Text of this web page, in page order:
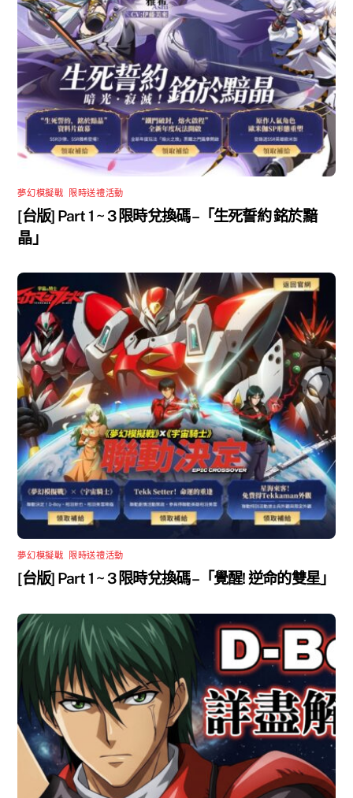
夢幻模擬戰 限時送禮活動
[台版] Part 1 ~ 3 限時兌換碼 –「生死誓約 銘於黯
晶」
夢幻模擬戰 限時送禮活動
[台版] Part 1 ~ 3 限時兌換碼 –「覺醒! 逆命的雙星」